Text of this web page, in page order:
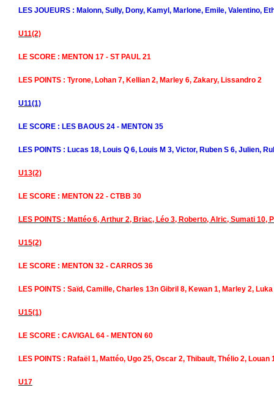
LES JOUEURS : Malonn, Sully, Dony, Kamyl, Marlone, Emile, Valentino,
U11(2)
LE SCORE : MENTON 17 - ST PAUL 21
LES POINTS : Tyrone, Lohan 7, Kellian 2, Marley 6, Zakary, Lissandro 2
U11(1)
LE SCORE : LES BAOUS 24 - MENTON 35
LES POINTS : Lucas 18, Louis Q 6, Louis M 3, Victor, Ruben S 6, Julien,
U13(2)
LE SCORE : MENTON 22 - CTBB 30
LES POINTS : Mattéo 6, Arthur 2, Briac, Léo 3, Roberto, Alric, Sumati 10,
U15(2)
LE SCORE : MENTON 32 - CARROS 36
LES POINTS : Saïd, Camille, Charles 13n Gibril 8, Kewan 1, Marley 2,
U15(1)
LE SCORE : CAVIGAL 64 - MENTON 60
LES POINTS : Rafaël 1, Mattéo, Ugo 25, Oscar 2, Thibault, Thélio 2, Louan
U17